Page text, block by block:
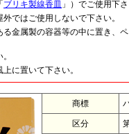
ブリキ製線香皿 」）でご使用下
ではご使用しないで下さい。
金属製の容器等の中に置き、
に置いて下さい。
商標
区分